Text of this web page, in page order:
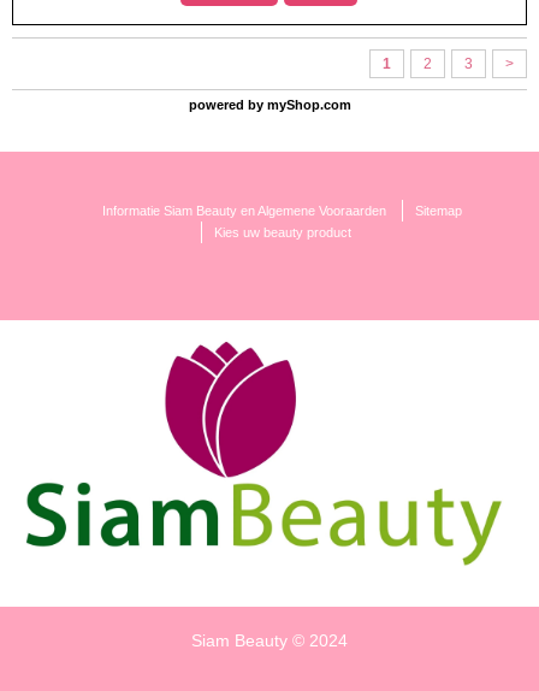
1 2 3 >
powered by myShop.com
Informatie Siam Beauty en Algemene Vooraarden
Sitemap
Kies uw beauty product
Siam Beauty © 2024